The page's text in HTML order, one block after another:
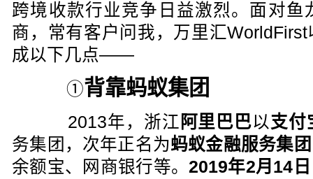
跨境收款行业竞争日益激烈。面对鱼
商，常有客户问我，万里汇
成以下几点——
①背靠蚂蚁集团
2013年，浙江 阿里巴巴以支付
务集团，次年正名为蚂蚁金融服务集团
余额宝、网商银行等。2019年2月14